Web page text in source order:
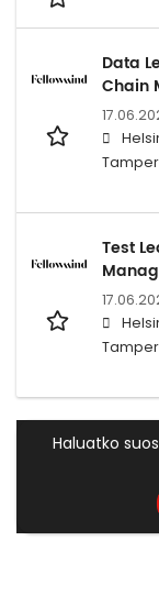
Data
Chain
Test
Haluatko